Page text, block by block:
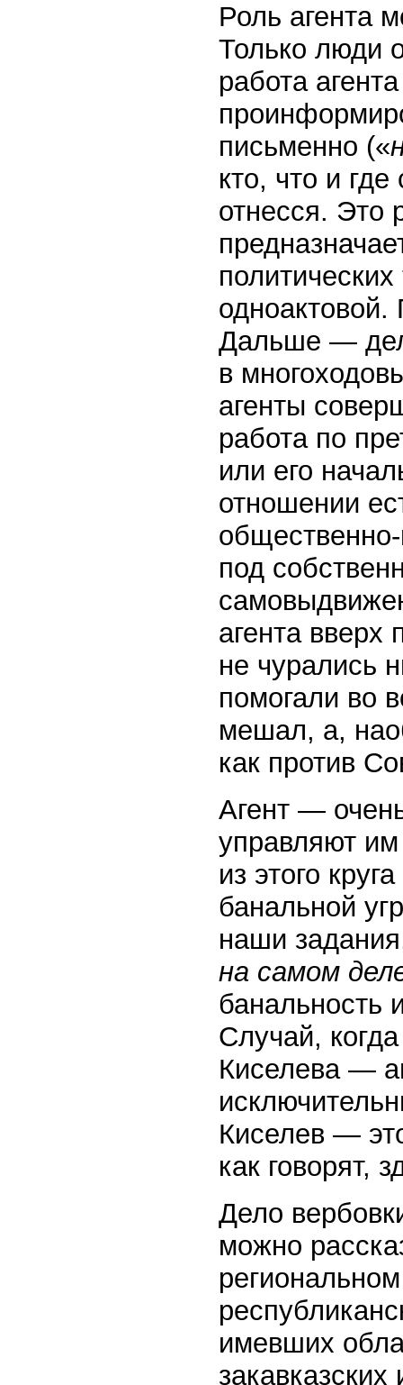
Роль агента
Только люди
работа
письменно («
кто, что и
отнесся. Это
одноактовой.
Дальше —
в
агенты
работа по
или его
отношении
под
агента
не чурались
помогали во
мешал, а,
как против
Агент —
управляют им
из этого
банальной
наши
на самом
банальность
Случай,
Киселева —
Киселев —
как говорят,
Дело
можно
имевших